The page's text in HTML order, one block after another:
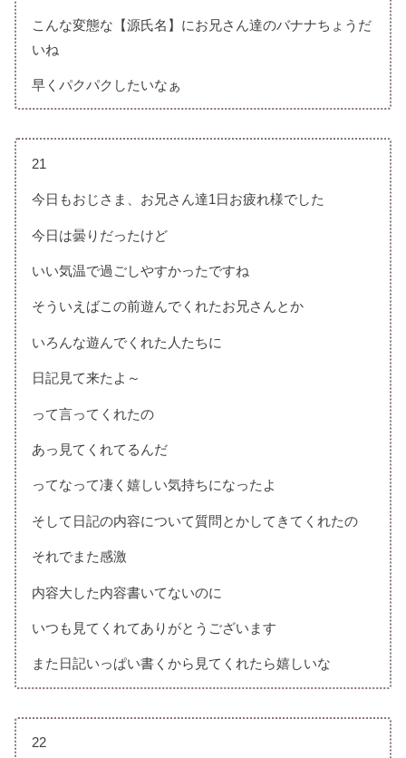
こんな変態な【源氏名】にお兄さん達のバナナちょうだ
いね
早くパクパクしたいなぁ
21
今日もおじさま、お兄さん達1日お疲れ様でした
今日は曇りだったけど
いい気温で過ごしやすかったですね
そういえばこの前遊んでくれたお兄さんとか
いろんな遊んでくれた人たちに
日記見て来たよ～
って言ってくれたの
あっ見てくれてるんだ
ってなって凄く嬉しい気持ちになったよ
そして日記の内容について質問とかしてきてくれたの
それでまた感激
内容大した内容書いてないのに
いつも見てくれてありがとうございます
また日記いっぱい書くから見てくれたら嬉しいな
22